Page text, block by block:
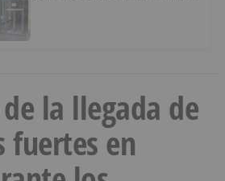
la llegada de
en